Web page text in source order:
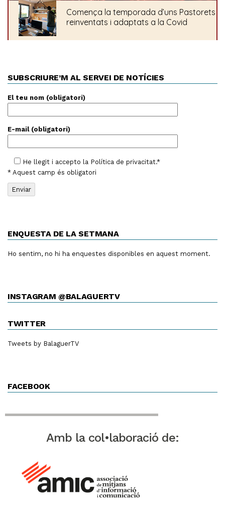
SUBSCRIURE’M AL SERVEI DE NOTÍCIES
El teu nom (obligatori)
E-mail (obligatori)
He llegit i accepto la Política de privacitat.*
* Aquest camp és obligatori
ENQUESTA DE LA SETMANA
Ho sentim, no hi ha enquestes disponibles en aquest moment.
INSTAGRAM @BALAGUERTV
TWITTER
Tweets by BalaguerTV
FACEBOOK
Amb la col•laboració de: